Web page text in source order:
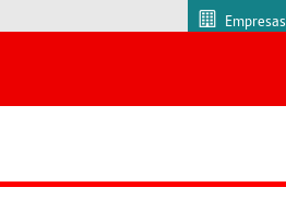
Empresas